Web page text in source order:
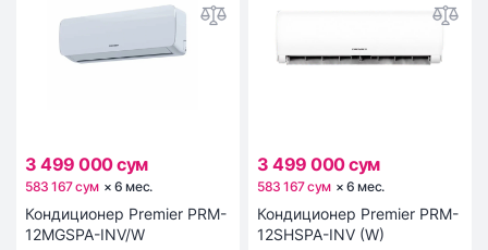
3 499 000 сум
583 167 сум ×6 мес.
Кондиционер Premier PRM-
12MGSPA-INV/W
3 499 000 сум
583 167 сум ×6 мес.
Кондиционер Premier PRM-
12SHSPA-INV (W)